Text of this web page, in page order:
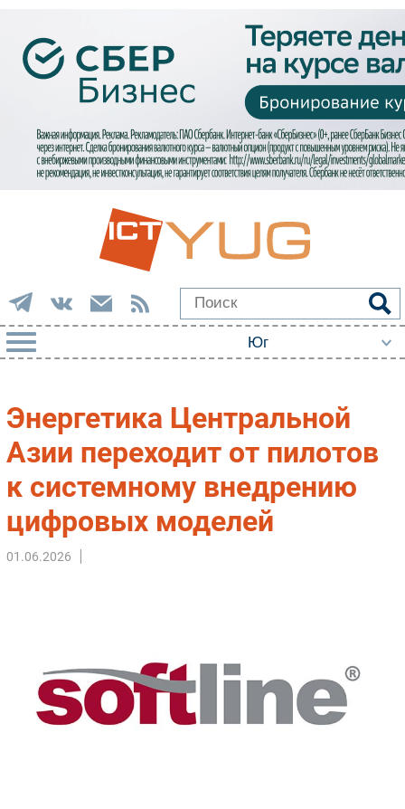
Импорто­замещение
Автоматизация Промышленности
Интернет
Фиксированная связь
Интеграция
ПО
Outsourcing
Энергетика Центральной
Азии переходит от пилотов
к системному внедрению
цифровых моделей
01.06.2026